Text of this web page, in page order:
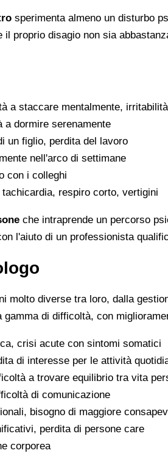
sperimenta almeno un disturbo
proprio disagio non sia
a staccare mentalmente,
a dormire serenamente
un figlio, perdita del lavoro
nell'arco di settimane
con i colleghi
respiro corto, vertigini
che intraprende un percorso
l'aiuto di un professionista
molto diverse tra loro, dalla
di difficoltà, con
crisi acute con sintomi somatici
di interesse per le attività
a trovare equilibrio tra vita
di comunicazione
bisogno di maggiore
perdita di persone care
corporea